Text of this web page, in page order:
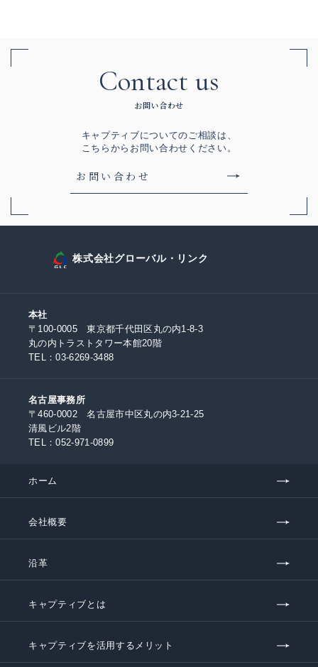
Contact us
お問い合わせ
キャプティブについてのご相談は、
こちらからお問い合わせください。
お問い合わせ
株式会社グローバル・リンク
本社
〒100-0005 東京都千代田区丸の内1-8-3
丸の内トラストタワー本館20階
TEL：03-6269-3488
名古屋事務所
〒460-0002 名古屋市中区丸の内3-21-25
清風ビル2階
TEL：052-971-0899
ホーム
会社概要
沿革
キャプティブとは
キャプティブを活用するメリット